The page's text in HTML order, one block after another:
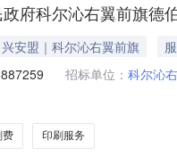
府科尔沁右翼前旗
安盟｜科尔沁右翼前旗
招标单位： 科尔沁
费 印刷服务